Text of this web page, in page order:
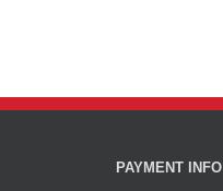
PAYMENT INFO